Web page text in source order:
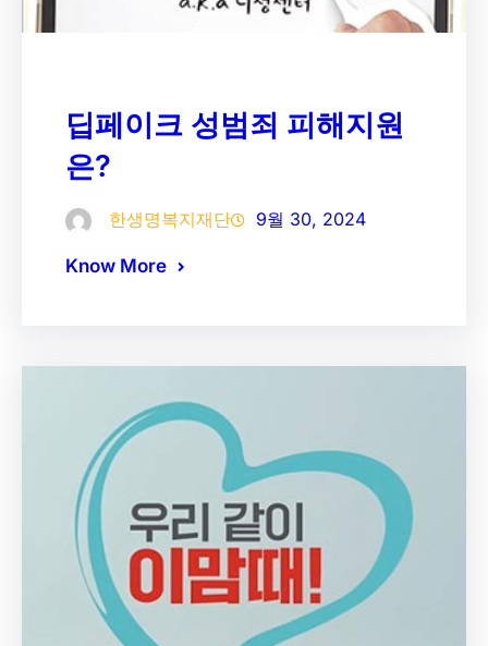
딥페이크 성범죄 피해지원
은?
한생명복지재단 9월 30, 2024
Know More